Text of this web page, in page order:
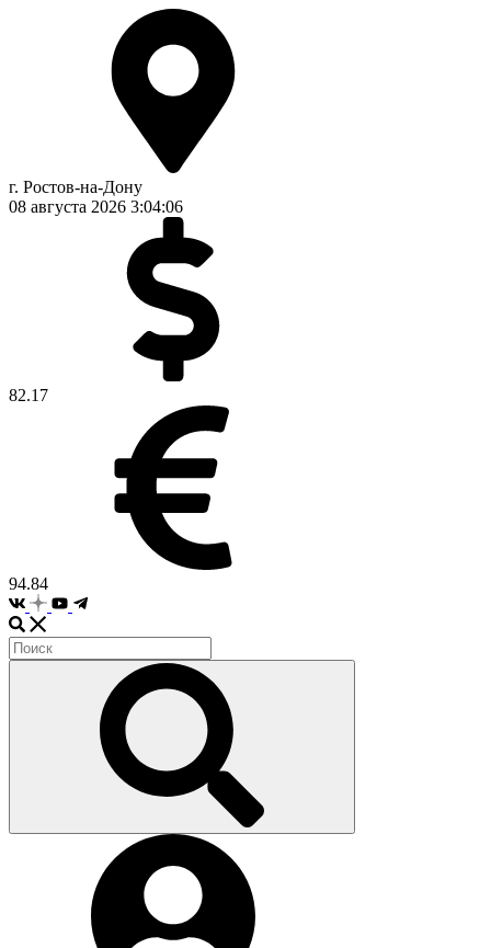
г. Ростов-на-Дону
08 августа 2026 3:04:07
82.17
94.84